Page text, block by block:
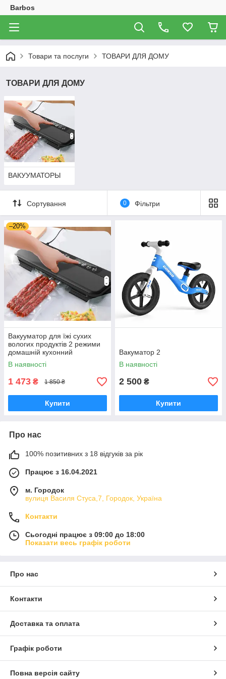
Barbos
Товари та послуги ТОВАРИ ДЛЯ ДОМУ
ТОВАРИ ДЛЯ ДОМУ
ВАКУУМАТОРЫ
Сортування 0 Фільтри
–20%
Вакууматор для їжі сухих
вологих продуктів 2 режими
домашній кухонний
вакуумний пакувальник для
будинку кухні
В наявності
1 473 ₴ 1 850 ₴
Купити
Вакуматор 2
В наявності
2 500 ₴
Купити
Про нас
100% позитивних з 18 відгуків за рік
Працює з 16.04.2021
м. Городок
вулиця Василя Стуса,7, Городок, Україна
Контакти
Сьогодні працює з 09:00 до 18:00
Показати весь графік роботи
Про нас
Контакти
Доставка та оплата
Графік роботи
Повна версія сайту